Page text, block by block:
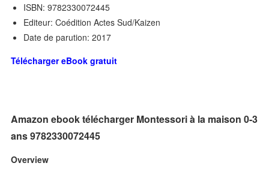
ISBN: 9782330072445
Editeur: Coédition Actes Sud/Kaizen
Date de parution: 2017
Télécharger eBook gratuit
Amazon ebook télécharger Montessori à la maison 0-3
ans 9782330072445
Overview